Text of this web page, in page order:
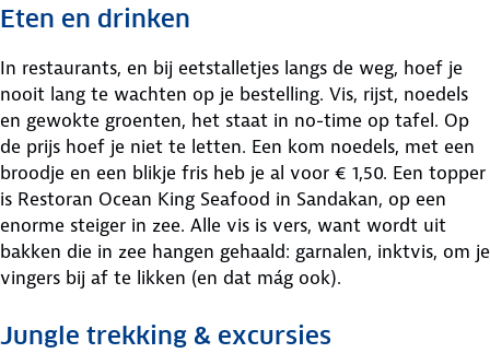
Eten en drinken
In restaurants, en bij eetstalletjes langs de weg, hoef je
nooit lang te wachten op je bestelling. Vis, rijst, noedels
en gewokte groenten, het staat in no-time op tafel. Op
de prijs hoef je niet te letten. Een kom noedels, met een
broodje en een blikje fris heb je al voor € 1,50. Een topper
is Restoran Ocean King Seafood in Sandakan, op een
enorme steiger in zee. Alle vis is vers, want wordt uit
bakken die in zee hangen gehaald: garnalen, inktvis, om je
vingers bij af te likken (en dat mág ook).
Jungle trekking & excursies